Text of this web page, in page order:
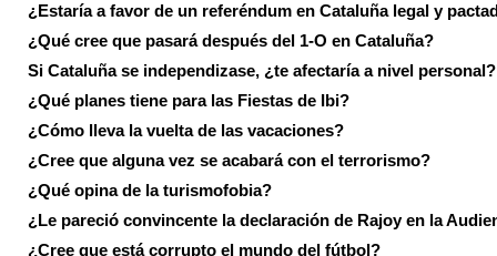
¿Estaría a favor de un referéndum en Cataluña legal y
¿Qué cree que pasará después del 1-O en Cataluña?
Si Cataluña se independizase, ¿te afectaría a nivel personal?
¿Qué planes tiene para las Fiestas de Ibi?
¿Cómo lleva la vuelta de las vacaciones?
¿Cree que alguna vez se acabará con el terrorismo?
¿Qué opina de la turismofobia?
¿Le pareció convincente la declaración de Rajoy en la
¿Cree que está corrupto el mundo del fútbol?